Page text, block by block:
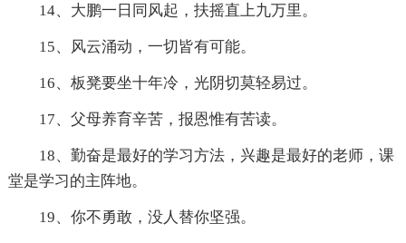
14、大鹏一日同风起，扶摇直上九万里。
15、风云涌动，一切皆有可能。
16、板凳要坐十年冷，光阴切莫轻易过。
17、父母养育辛苦，报恩惟有苦读。
18、勤奋是最好的学习方法，兴趣是最好的老师，课
堂是学习的主阵地。
19、你不勇敢，没人替你坚强。